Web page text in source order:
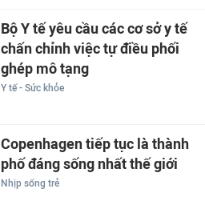
Bộ Y tế yêu cầu các cơ sở y tế
chấn chỉnh việc tự điều phối
ghép mô tạng
Y tế - Sức khỏe
Copenhagen tiếp tục là thành
phố đáng sống nhất thế giới
Nhịp sống trẻ